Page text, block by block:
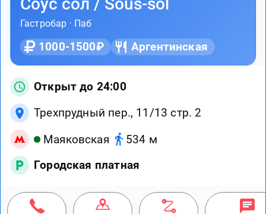
Гастробар · Паб
1000-1500₽ Аргентинская
Открыт до 24:00
Трехпрудный пер., 11/13 стр. 2
Маяковская
534 м
Городская платная